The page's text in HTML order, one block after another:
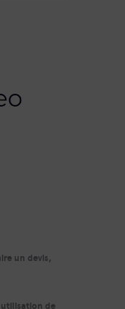
un devis,
de